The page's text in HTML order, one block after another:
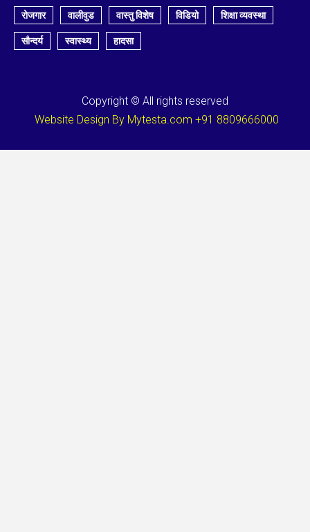
रोजगार वालीवुड वास्तु विशेष विडियो शिक्षा व्यवस्था
सौन्दर्य स्वास्थ्य हादसा
Copyright © All rights reserved
Website Design By Mytesta.com +91 8809666000